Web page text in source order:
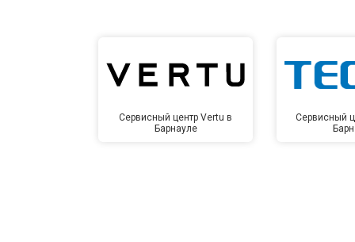
Сервисный центр Vertu в
Барнауле
Сервисный